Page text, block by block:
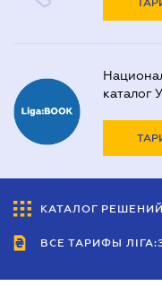
каталог
КАТАЛОГ РЕШЕНИЙ
ВСЕ ТАРИФЫ